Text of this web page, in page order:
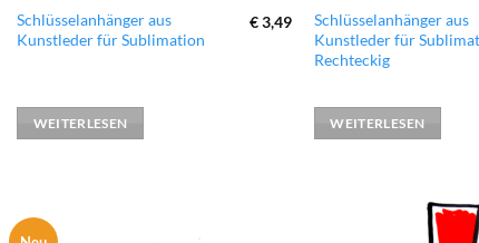
Schlüsselanhänger aus
Kunstleder für Sublimation
€3,49
WEITERLESEN
Schlüsselanhänger aus
Kunstleder für
Rechteckig
WEITERLESEN